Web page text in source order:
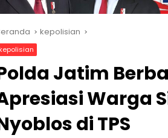
kepolisian
kepolisian
Jatim
Warga
di TPS